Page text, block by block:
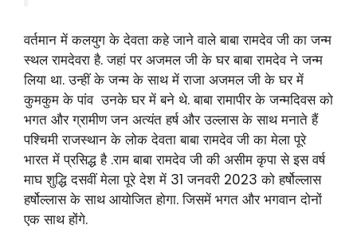
वर्तमान में कलयुग के देवता कहे जाने वाले बाबा रामदेव जी का जन्म
स्थल रामदेवरा है. जहां पर अजमल जी के घर बाबा रामदेव ने जन्म
लिया था. उन्हीं के जन्म के साथ में राजा अजमल जी के घर में
कुमकुम के पांव उनके घर में बने थे. बाबा रामापीर के जन्मदिवस को
भगत और ग्रामीण जन अत्यंत हर्ष और उल्लास के साथ मनाते हैं
पश्चिमी राजस्थान के लोक देवता बाबा रामदेव जी का मेला पूरे
भारत में प्रसिद्ध है .राम बाबा रामदेव जी की असीम कृपा से इस वर्ष
माघ शुद्धि दसवीं मेला पूरे देश में 31 जनवरी 2023 को हर्षोल्लास
हर्षोल्लास के साथ आयोजित होगा. जिसमें भगत और भगवान दोनों
एक साथ होंगे.